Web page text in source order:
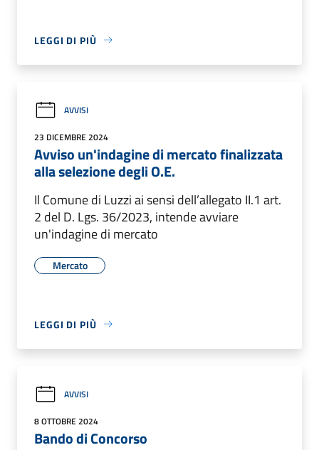
LEGGI DI PIÙ
AVVISI
23 DICEMBRE 2024
Avviso un'indagine di mercato finalizzata
alla selezione degli O.E.
Il Comune di Luzzi ai sensi dell’allegato II.1 art.
2 del D. Lgs. 36/2023, intende avviare
un'indagine di mercato
Mercato
LEGGI DI PIÙ
AVVISI
8 OTTOBRE 2024
Bando di Concorso